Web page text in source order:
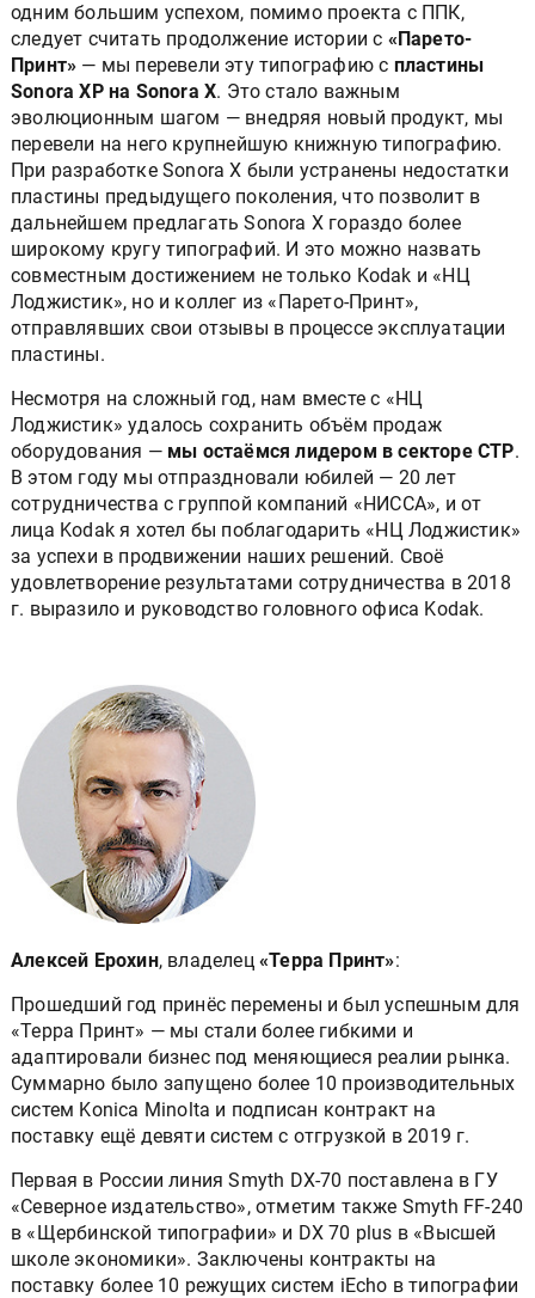
одним большим успехом, помимо проекта с ППК,
следует считать продолжение истории с «Парето-
Принт» — мы перевели эту типографию с пластины
Sonora XP на Sonora X. Это стало важным
эволюционным шагом — внедряя новый продукт, мы
перевели на него крупнейшую книжную типографию.
При разработке Sonora X были устранены недостатки
пластины предыдущего поколения, что позволит в
дальнейшем предлагать Sonora X гораздо более
широкому кругу типографий. И это можно назвать
совместным достижением не только Kodak и «НЦ
Лоджистик», но и коллег из «Парето-Принт»,
отправлявших свои отзывы в процессе эксплуатации
пластины.
Несмотря на сложный год, нам вместе с «НЦ
Лоджистик» удалось сохранить объём продаж
оборудования —мы остаёмся лидером в секторе CTP.
В этом году мы отпраздновали юбилей — 20 лет
сотрудничества с группой компаний «НИССА», и от
лица Kodak я хотел бы поблагодарить «НЦ Лоджистик»
за успехи в продвижении наших решений. Своё
удовлетворение результатами сотрудничества в 2018
г. выразило и руководство головного офиса Kodak.
Алексей Ерохин, владелец«Терра Принт»:
Прошедший год принёс перемены и был успешным для
«Терра Принт» — мы стали более гибкими и
адаптировали бизнес под меняющиеся реалии рынка.
Суммарно было запущено более 10 производительных
систем Konica Minolta и подписан контракт на
поставку ещё девяти систем с отгрузкой в 2019 г.
Первая в России линия Smyth DX-70 поставлена в ГУ
«Северное издательство», отметим также Smyth FF-240
в «Щербинской типографии» и DX 70 plus в «Высшей
школе экономики». Заключены контракты на
поставку более 10 режущих систем iEcho в типографии